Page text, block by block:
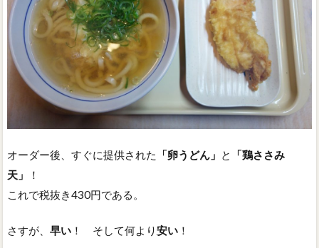
オーダー後、すぐに提供された 「卵うどん」 と
「鶏ささみ
天」
！
これで税抜き430円である。
さすが、 早い ！ そして何より安い ！